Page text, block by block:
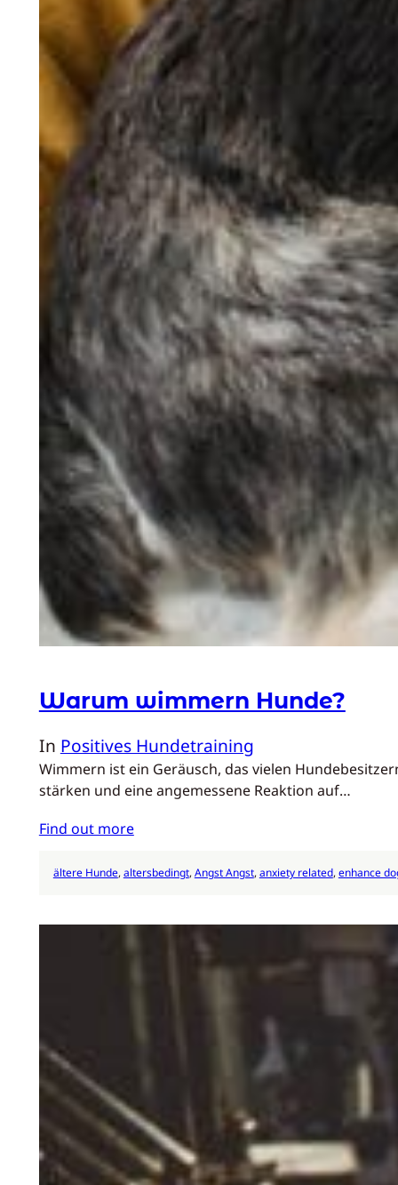
Warum wimmern Hunde?
In Positives Hundetraining
Wimmern ist ein Geräusch, das vielen
stärken und eine angemessene Reaktion auf…
Find out more
ältere Hunde, altersbedingt, Angst Angst, anxiety related, enhance